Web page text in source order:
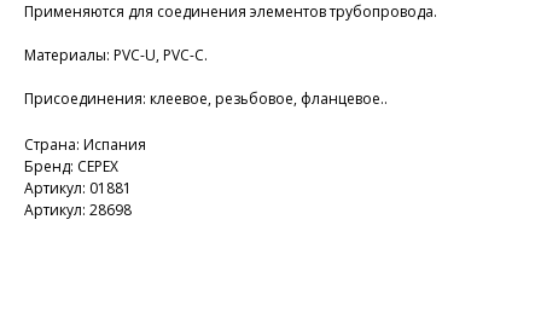
Применяются для соединения элементов трубопровода.
Материалы: PVC-U, PVC-C.
Присоединения: клеевое, резьбовое, фланцевое..
Страна: Испания
Бренд: CEPEX
Артикул: 01881
Артикул: 28698